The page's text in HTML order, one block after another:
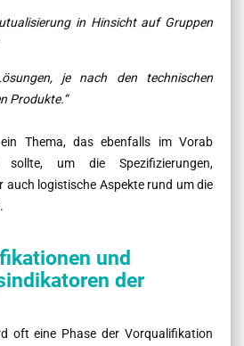
in Hinsicht auf Gruppen
je nach den technischen
Produkte.“
Thema, das ebenfalls im Vorab
sollte, um die Spezifizierungen,
auch logistische Aspekte rund um die
und
der
oft eine Phase der Vorqualifikation